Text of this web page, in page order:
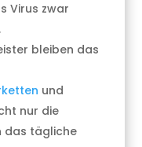
Virus zwar
bleiben das
und
nur die
das tägliche